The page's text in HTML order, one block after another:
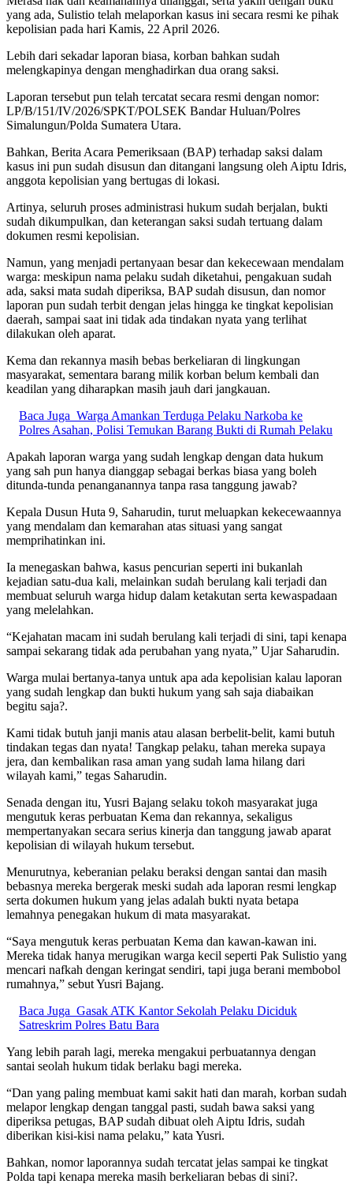
yang ada, Sulistio telah melaporkan kasus ini secara resmi ke pihak
kepolisian pada hari Kamis, 22 April 2026.
Lebih dari sekadar laporan biasa, korban bahkan sudah
melengkapinya dengan menghadirkan dua orang saksi.
Laporan tersebut pun telah tercatat secara resmi dengan nomor:
LP/B/151/IV/2026/SPKT/POLSEK Bandar Huluan/Polres
Simalungun/Polda Sumatera Utara.
Bahkan, Berita Acara Pemeriksaan (BAP) terhadap saksi dalam
kasus ini pun sudah disusun dan ditangani langsung oleh Aiptu Idris,
anggota kepolisian yang bertugas di lokasi.
Artinya, seluruh proses administrasi hukum sudah berjalan, bukti
sudah dikumpulkan, dan keterangan saksi sudah tertuang dalam
dokumen resmi kepolisian.
Namun, yang menjadi pertanyaan besar dan kekecewaan mendalam
warga: meskipun nama pelaku sudah diketahui, pengakuan sudah
ada, saksi mata sudah diperiksa, BAP sudah disusun, dan nomor
laporan pun sudah terbit dengan jelas hingga ke tingkat kepolisian
daerah, sampai saat ini tidak ada tindakan nyata yang terlihat
dilakukan oleh aparat.
Kema dan rekannya masih bebas berkeliaran di lingkungan
masyarakat, sementara barang milik korban belum kembali dan
keadilan yang diharapkan masih jauh dari jangkauan.
Baca Juga Warga Amankan Terduga Pelaku Narkoba ke
Polres Asahan, Polisi Temukan Barang Bukti di Rumah Pelaku
Apakah laporan warga yang sudah lengkap dengan data hukum
yang sah pun hanya dianggap sebagai berkas biasa yang boleh
ditunda-tunda penanganannya tanpa rasa tanggung jawab?
Kepala Dusun Huta 9, Saharudin, turut meluapkan kekecewaannya
yang mendalam dan kemarahan atas situasi yang sangat
memprihatinkan ini.
Ia menegaskan bahwa, kasus pencurian seperti ini bukanlah
kejadian satu-dua kali, melainkan sudah berulang kali terjadi dan
membuat seluruh warga hidup dalam ketakutan serta kewaspadaan
yang melelahkan.
“Kejahatan macam ini sudah berulang kali terjadi di sini, tapi kenapa
sampai sekarang tidak ada perubahan yang nyata,” Ujar Saharudin.
Warga mulai bertanya-tanya untuk apa ada kepolisian kalau laporan
yang sudah lengkap dan bukti hukum yang sah saja diabaikan
begitu saja?.
Kami tidak butuh janji manis atau alasan berbelit-belit, kami butuh
tindakan tegas dan nyata! Tangkap pelaku, tahan mereka supaya
jera, dan kembalikan rasa aman yang sudah lama hilang dari
wilayah kami,” tegas Saharudin.
Senada dengan itu, Yusri Bajang selaku tokoh masyarakat juga
mengutuk keras perbuatan Kema dan rekannya, sekaligus
mempertanyakan secara serius kinerja dan tanggung jawab aparat
kepolisian di wilayah hukum tersebut.
Menurutnya, keberanian pelaku beraksi dengan santai dan masih
bebasnya mereka bergerak meski sudah ada laporan resmi lengkap
serta dokumen hukum yang jelas adalah bukti nyata betapa
lemahnya penegakan hukum di mata masyarakat.
“Saya mengutuk keras perbuatan Kema dan kawan-kawan ini.
Mereka tidak hanya merugikan warga kecil seperti Pak Sulistio yang
mencari nafkah dengan keringat sendiri, tapi juga berani membobol
rumahnya,” sebut Yusri Bajang.
Baca Juga Gasak ATK Kantor Sekolah Pelaku Diciduk
Satreskrim Polres Batu Bara
Yang lebih parah lagi, mereka mengakui perbuatannya dengan
santai seolah hukum tidak berlaku bagi mereka.
“Dan yang paling membuat kami sakit hati dan marah, korban sudah
melapor lengkap dengan tanggal pasti, sudah bawa saksi yang
diperiksa petugas, BAP sudah dibuat oleh Aiptu Idris, sudah
diberikan kisi-kisi nama pelaku,” kata Yusri.
Bahkan, nomor laporannya sudah tercatat jelas sampai ke tingkat
Polda tapi kenapa mereka masih berkeliaran bebas di sini?.